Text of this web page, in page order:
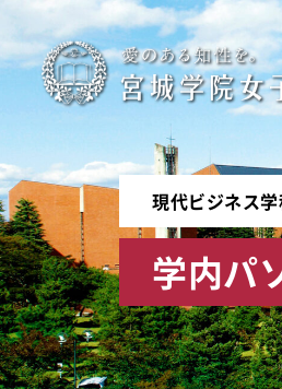
現代ビジネス
学内パ